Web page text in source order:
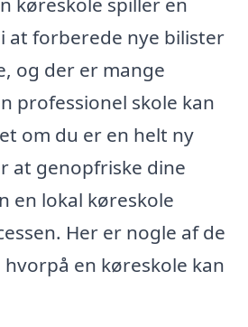
at forberede nye bilister
og der er mange
professionel skole kan
om du er en helt ny
at genopfriske dine
en lokal køreskole
Her er nogle af de
en køreskole kan